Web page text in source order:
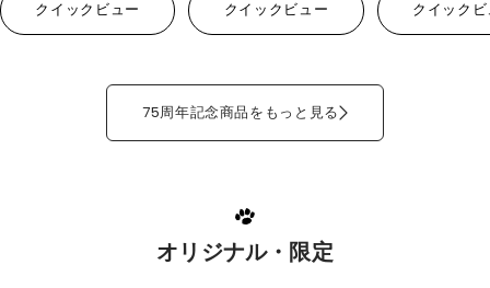
クイックビュー クイックビュー クイック
75周年記念商品をもっと見る
オリジナル・限定